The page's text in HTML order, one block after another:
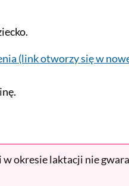
(link otworzy się w
w okresie laktacji nie